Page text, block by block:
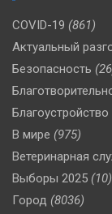
COVID-19 (861)
Актуальный
Безопасность
Благоустройство
В мире (975)
Ветеринарная
Выборы 2025 (10)
Город (8036)